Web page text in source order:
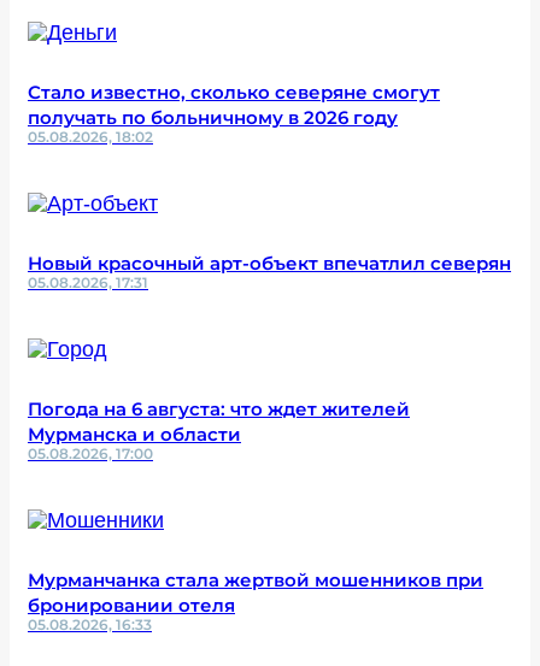
Стало известно, сколько северяне смогут
получать по больничному в 2026 году
05.08.2026, 18:02
Новый красочный арт-объект впечатлил северян
05.08.2026, 17:31
Погода на 6 августа: что ждет жителей
Мурманска и области
05.08.2026, 17:00
Мурманчанка стала жертвой мошенников при
бронировании отеля
05.08.2026, 16:33